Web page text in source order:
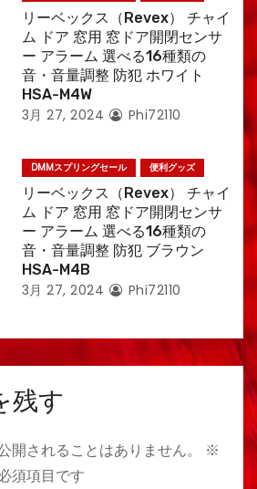
リーベックス（Revex） チャイ
ム ドア 窓用 窓ドア開閉センサ
ー アラーム 選べる16種類の
音・音量調整 防犯 ホワイト
HSA-M4W
3月 27, 2024 Phi72110
DMMスプリングセール 便利グッズ
リーベックス（Revex） チャイ
ム ドア 窓用 窓ドア開閉センサ
ー アラーム 選べる16種類の
音・音量調整 防犯 ブラウン
HSA-M4B
3月 27, 2024 Phi72110
残す
開されることはありません。
※
須項目です